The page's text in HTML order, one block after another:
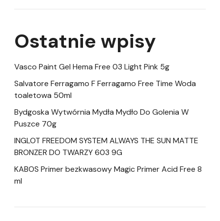
Ostatnie wpisy
Vasco Paint Gel Hema Free 03 Light Pink 5g
Salvatore Ferragamo F Ferragamo Free Time Woda
toaletowa 50ml
Bydgoska Wytwórnia Mydła Mydło Do Golenia W
Puszce 70g
INGLOT FREEDOM SYSTEM ALWAYS THE SUN MATTE
BRONZER DO TWARZY 603 9G
KABOS Primer bezkwasowy Magic Primer Acid Free 8
ml